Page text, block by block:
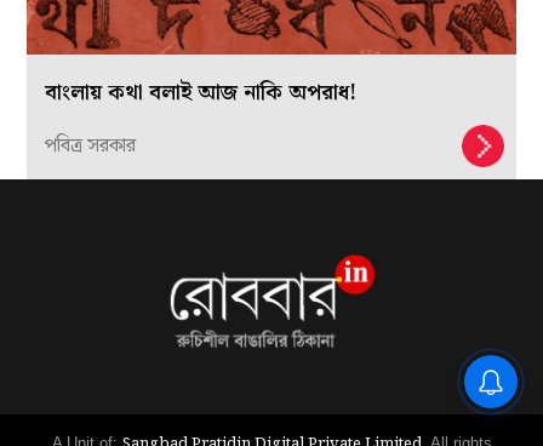
বাংলায় কথা বলাই আজ নাকি অপরাধ!
পবিত্র সরকার